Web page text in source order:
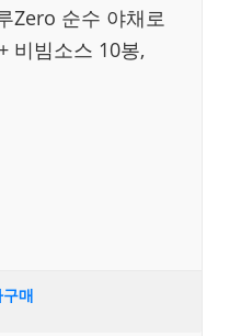
Zero 순수 야채로
비빔소스 10봉,
매